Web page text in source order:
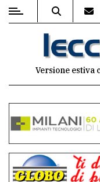
MENU
commenti
Contenuti
del
Versione estiva